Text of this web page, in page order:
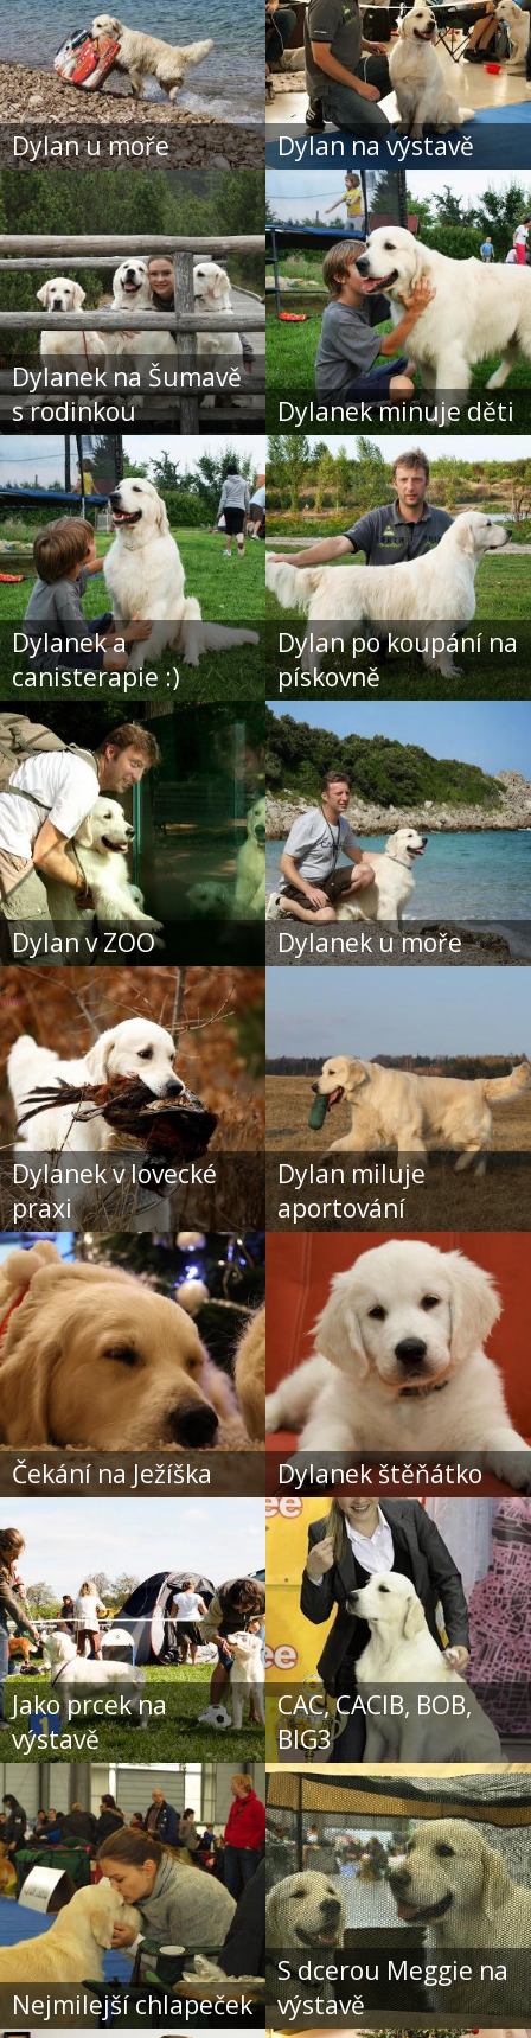
Dylan u moře Dylan na výstavě
Dylanek na Šumavě
s rodinkou
Dylanek minuje děti
Dylanek a
canisterapie :)
Dylan po koupání na
pískovně
Dylan v ZOO Dylanek u moře
Dylanek v lovecké
praxi
Dylan miluje
aportování
Čekání na Ježíška Dylanek štěňátko
Jako prcek na
výstavě
CAC, CACIB, BOB,
BIG3
Nejmilejší chlapeček
S dcerou Meggie na
výstavě